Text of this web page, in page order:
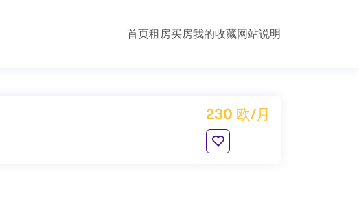
首页租房买房我的收藏网站说明
230 欧/月